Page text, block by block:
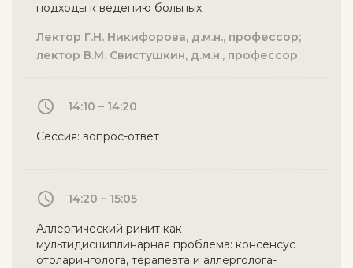
подходы к ведению больных
Лектор Г.Н. Никифорова, д.м.н., профессор;
лектор В.М. Свистушкин, д.м.н., профессор
14:10 – 14:20
Сессия: вопрос-ответ
14:20 – 15:05
Аллергический ринит как
мультидисциплинарная проблема: консенсус
отоларинголога, терапевта и аллерголога-